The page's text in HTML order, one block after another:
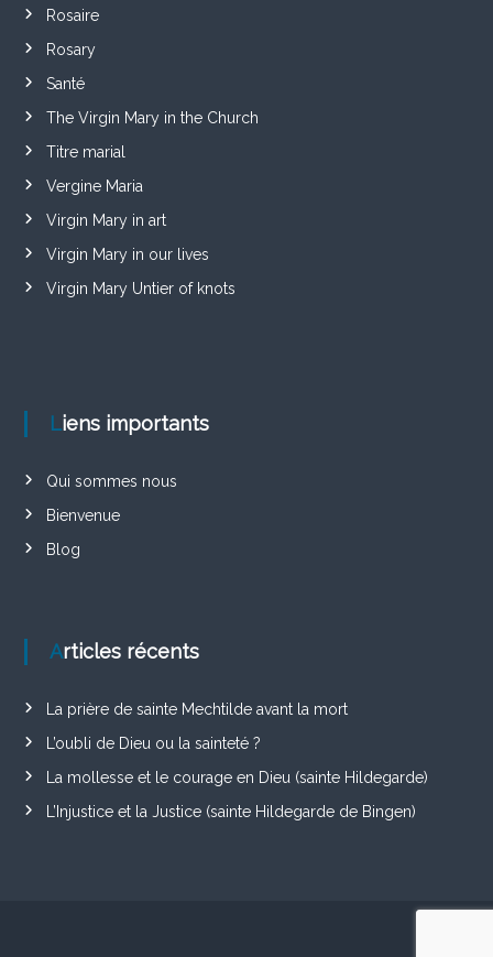
Rosaire
Rosary
Santé
The Virgin Mary in the Church
Titre marial
Vergine Maria
Virgin Mary in art
Virgin Mary in our lives
Virgin Mary Untier of knots
Liens importants
Qui sommes nous
Bienvenue
Blog
Articles récents
La prière de sainte Mechtilde avant la mort
L’oubli de Dieu ou la sainteté ?
La mollesse et le courage en Dieu (sainte Hildegarde)
L’Injustice et la Justice (sainte Hildegarde de Bingen)